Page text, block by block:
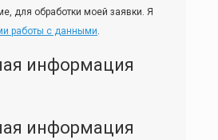
для обработки моей заявки. Я
работы с данными.
информация
информация